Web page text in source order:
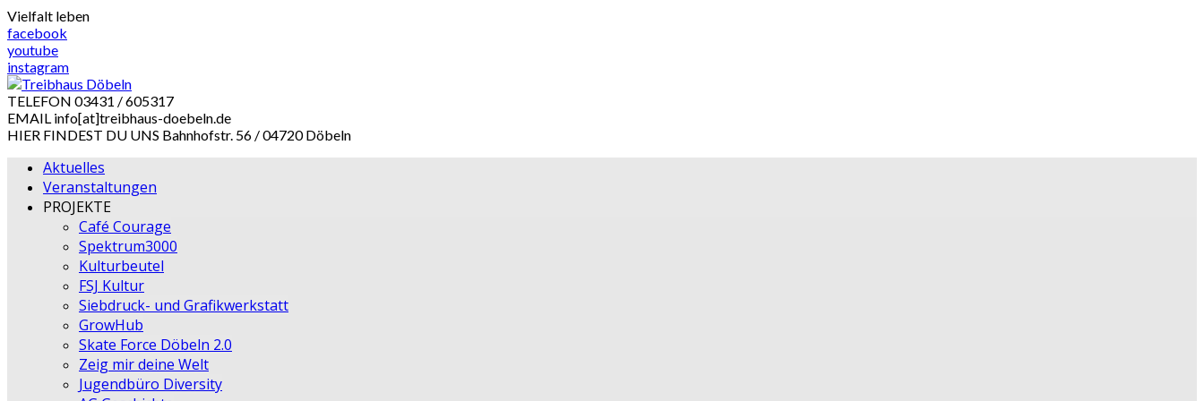
Skip
to
content
Vielfalt leben
facebook
youtube
instagram
TELEFON 03431 / 605317
EMAIL info[at]treibhaus-doebeln.de
HIER FINDEST DU UNS Bahnhofstr. 56 / 04720 Döbeln
Aktuelles
Veranstaltungen
PROJEKTE
Café Courage
Spektrum3000
Kulturbeutel
FSJ Kultur
Siebdruck- und Grafikwerkstatt
GrowHub
Skate Force Döbeln 2.0
Zeig mir deine Welt
Jugendbüro Diversity